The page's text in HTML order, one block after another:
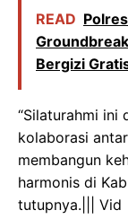
READ
Bergizi
“Silaturahmi ini
kolaborasi
membangun
harmonis di
tutupnya.||| Vid